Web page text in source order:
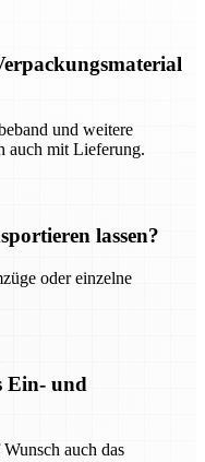
und weitere
auch mit Lieferung.
lassen?
oder einzelne
Ein- und
auch das